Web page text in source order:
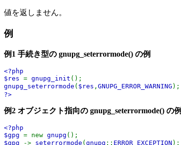
値を返しません。
例
例1 手続き型の gnupg_seterrormode() の例
<?php
$res = gnupg_init ();
gnupg_seterrormode ( $res , GNUPG_ERROR_WARNING );
?>
例2 オブジェクト指向の gnupg_seterrormode() の例
<?php
$gpg = new gnupg ();
$gpg
-> seterrormode (gnupg :: ERROR_EXCEPTION );